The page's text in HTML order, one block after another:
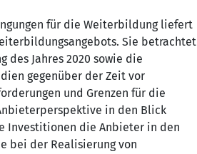
für die Weiterbildung liefert
Sie betrachtet
des Jahres 2020 sowie die
gegenüber der Zeit vor
und Grenzen für die
in den Blick
Investitionen die Anbieter in den
bei der Realisierung von